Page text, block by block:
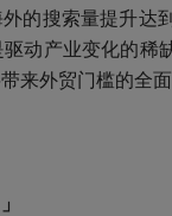
的搜索量提升达
动产业变化的稀
来外贸门槛的全